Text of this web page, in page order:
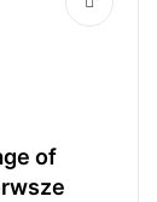
of